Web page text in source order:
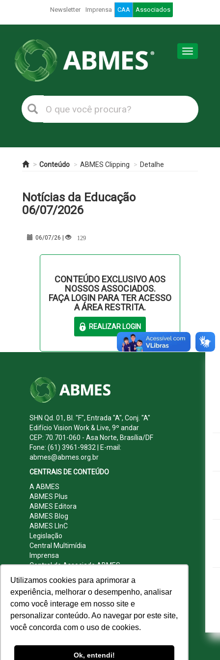
Utilizamos cookies para aprimorar a
experiência, melhorar o desempenho, analisar
como você interage em nosso site e
personalizar conteúdo. Ao navegar por este site,
você concorda com o uso de cookies.
Ok, entendi!
Newsletter Imprensa CAA Associados
Toggle
Conteúdo ABMES Clipping Detalhe
Notícias da Educação
06/07/2026
06/07/26 | 129
CONTEÚDO EXCLUSIVO AOS
NOSSOS ASSOCIADOS.
FAÇA LOGIN PARA TER ACESSO
A ÁREA RESTRITA.
SHN Qd. 01, Bl. "F", Entrada "A", Conj. "A"
Edifício Vision Work & Live, 9º andar
CEP: 70.701-060 - Asa Norte, Brasília/DF
Fone: (61) 3961-9832 | E-mail:
abmes@abmes.org.br
CENTRAIS DE CONTEÚDO
A ABMES
ABMES Plus
ABMES Editora
ABMES Blog
ABMES LInC
Legislação
Central Multimídia
Imprensa
Central do Associado ABMES
REDES SOCIAIS
reservados.